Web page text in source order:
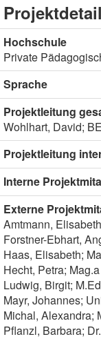
Hochschule
Private
Sprache
Projektleitung
Wohlhart, David;
Projektleitung
Interne
Externe
Amtmann,
Forstner-Ebhart,
Haas, Elisabeth;
Hecht, Petra; Mag.a
Ludwig, Birgit;
Mayr, Johannes;
Michal, Alexandra;
Pflanzl, Barbara;